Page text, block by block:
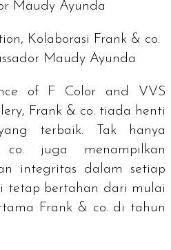
Kolaborasi Frank & co.
Maudy Ayunda
of F Color and VVS
, Frank & co. tiada henti
terbaik. Tak hanya
juga menampilkan
integritas dalam setiap
tetap bertahan dari mulai
Frank & co. di tahun